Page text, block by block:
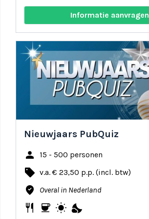
Informatie aanvragen
Nieuwjaars PubQuiz
person 15 - 500 personen
local_offer v.a. € 23,50 p.p. (incl. btw)
where_to_vote Overal in Nederland
restaurant coffee wb_sunny nights_stay